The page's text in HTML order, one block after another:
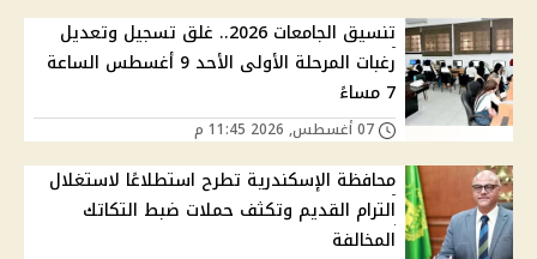
تنسيق الجامعات 2026.. غلق تسجيل وتعديل
رغبات المرحلة الأولى الأحد 9 أغسطس الساعة
7 مساءً
محافظة الإسكندرية تطرح استطلاعًا لاستغلال
الترام القديم وتكثف حملات ضبط التكاتك
المخالفة